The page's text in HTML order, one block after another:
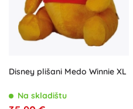
Disney plišani Medo Winnie XL
Na skladištu